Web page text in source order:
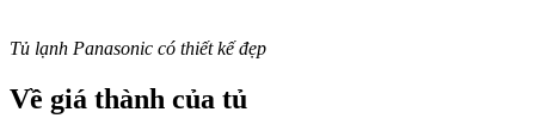
Tủ lạnh Panasonic có thiết kế đẹp
Về giá thành của tủ